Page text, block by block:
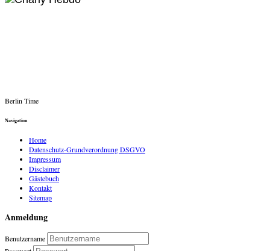
Berlin Time
Navigation
Home
Datenschutz-Grundverordnung DSGVO
Impressum
Disclaimer
Gästebuch
Kontakt
Sitemap
Anmeldung
Benutzername